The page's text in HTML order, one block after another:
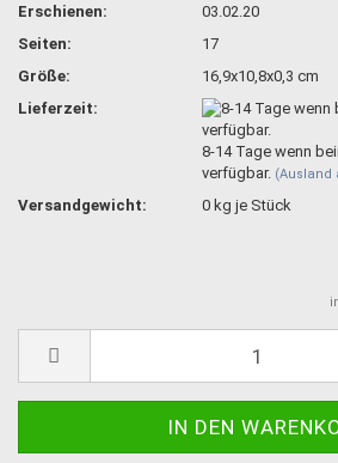
Erschienen:
03.02.20
Seiten:
17
Größe:
16,9x10,8x0,3 cm
Lieferzeit:
8-14 Tage wenn
verfügbar. (Ausland
Versandgewicht: 0 kg je Stück